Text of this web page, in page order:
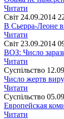
Читати
Свiт 24.09.2014
В Сьерра-Леоне
Читати
Свiт 23.09.2014
ВОЗ: Число
Читати
Суспiльство
Число жертв
Читати
Суспiльство
Европейская
Читати